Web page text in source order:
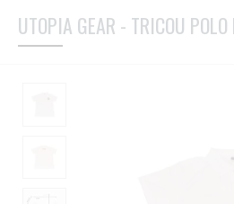
UTOPIA GEAR - TRICOU